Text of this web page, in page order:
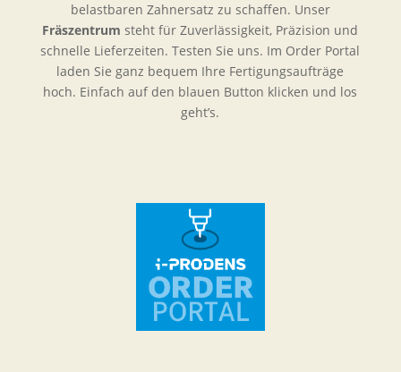
belastbaren Zahnersatz zu schaffen. Unser
Fräszentrum steht für Zuverlässigkeit, Präzision und
schnelle Lieferzeiten. Testen Sie uns. Im Order Portal
laden Sie ganz bequem Ihre Fertigungsaufträge
hoch. Einfach auf den blauen Button klicken und los
geht’s.